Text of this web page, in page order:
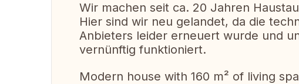
Wir machen seit ca. 20 Jahren
Hier sind wir neu gelandet, da die
Anbieters leider erneuert wurde und
vernünftig funktioniert.
Modern house with 160 m² of living